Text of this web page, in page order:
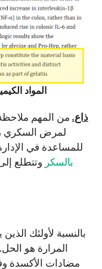
المواد
ذاع. من المهم ملاحظة
لمرض السكري
للمساعدة في
بالسكر وتتطلع
بالنسبة لأولئك
المرارة هو
مضادات الأكسدة